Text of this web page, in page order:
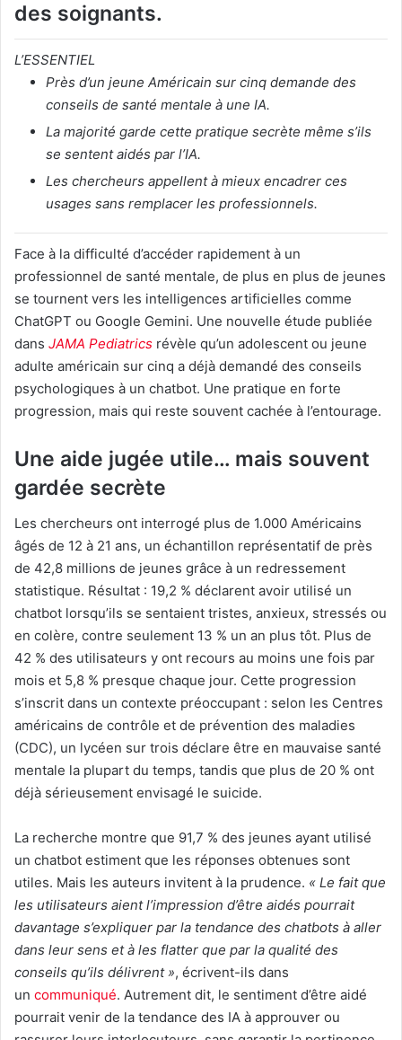
des soignants.
L’ESSENTIEL
Près d’un jeune Américain sur cinq demande des
conseils de santé mentale à une IA.
La majorité garde cette pratique secrète même s’ils
se sentent aidés par l’IA.
Les chercheurs appellent à mieux encadrer ces
usages sans remplacer les professionnels.
Face à la difficulté d’accéder rapidement à un
professionnel de santé mentale, de plus en plus de jeunes
se tournent vers les intelligences artificielles comme
ChatGPT ou Google Gemini. Une nouvelle étude publiée
dans JAMA Pediatrics révèle qu’un adolescent ou jeune
adulte américain sur cinq a déjà demandé des conseils
psychologiques à un chatbot. Une pratique en forte
progression, mais qui reste souvent cachée à l’entourage.
Une aide jugée utile… mais souvent
gardée secrète
Les chercheurs ont interrogé plus de 1.000 Américains
âgés de 12 à 21 ans, un échantillon représentatif de près
de 42,8 millions de jeunes grâce à un redressement
statistique. Résultat : 19,2 % déclarent avoir utilisé un
chatbot lorsqu’ils se sentaient tristes, anxieux, stressés ou
en colère, contre seulement 13 % un an plus tôt. Plus de
42 % des utilisateurs y ont recours au moins une fois par
mois et 5,8 % presque chaque jour. Cette progression
s’inscrit dans un contexte préoccupant : selon les Centres
américains de contrôle et de prévention des maladies
(CDC), un lycéen sur trois déclare être en mauvaise santé
mentale la plupart du temps, tandis que plus de 20 % ont
déjà sérieusement envisagé le suicide.
La recherche montre que 91,7 % des jeunes ayant utilisé
un chatbot estiment que les réponses obtenues sont
utiles. Mais les auteurs invitent à la prudence. « Le fait que
les utilisateurs aient l’impression d’être aidés pourrait
davantage s’expliquer par la tendance des chatbots à aller
dans leur sens et à les flatter que par la qualité des
conseils qu’ils délivrent », écrivent-ils dans
un communiqué. Autrement dit, le sentiment d’être aidé
pourrait venir de la tendance des IA à approuver ou